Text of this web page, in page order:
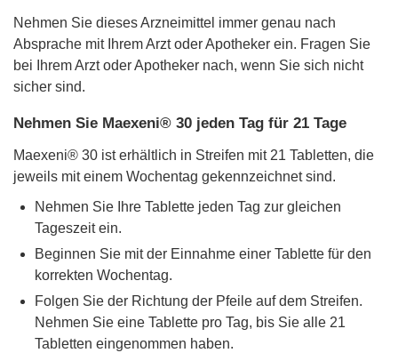
Nehmen Sie dieses Arzneimittel immer genau nach
Absprache mit Ihrem Arzt oder Apotheker ein. Fragen Sie
bei Ihrem Arzt oder Apotheker nach, wenn Sie sich nicht
sicher sind.
Nehmen Sie Maexeni® 30 jeden Tag für 21 Tage
Maexeni® 30 ist erhältlich in Streifen mit 21 Tabletten, die
jeweils mit einem Wochentag gekennzeichnet sind.
Nehmen Sie Ihre Tablette jeden Tag zur gleichen
Tageszeit ein.
Beginnen Sie mit der Einnahme einer Tablette für den
korrekten Wochentag.
Folgen Sie der Richtung der Pfeile auf dem Streifen.
Nehmen Sie eine Tablette pro Tag, bis Sie alle 21
Tabletten eingenommen haben.